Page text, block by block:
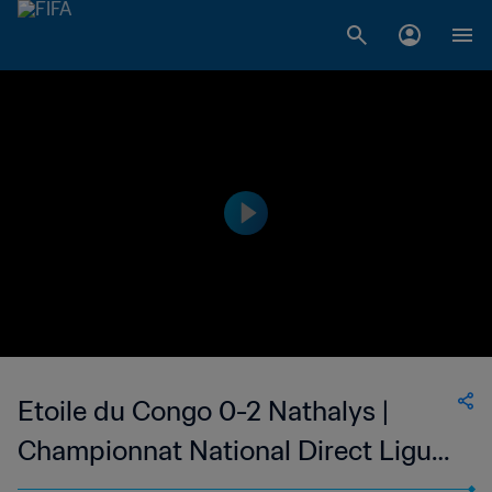
Etoile du Congo 0-2 Nathalys |
Championnat National Direct Ligue